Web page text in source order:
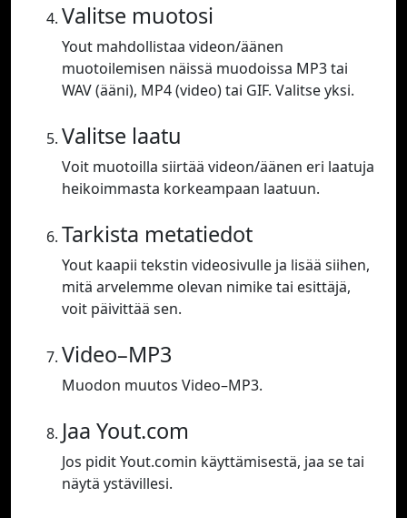
Valitse muotosi
Yout mahdollistaa videon/äänen
muotoilemisen näissä muodoissa MP3 tai
WAV (ääni), MP4 (video) tai GIF. Valitse yksi.
Valitse laatu
Voit muotoilla siirtää videon/äänen eri laatuja
heikoimmasta korkeampaan laatuun.
Tarkista metatiedot
Yout kaapii tekstin videosivulle ja lisää siihen,
mitä arvelemme olevan nimike tai esittäjä,
voit päivittää sen.
Video–MP3
Muodon muutos Video–MP3.
Jaa Yout.com
Jos pidit Yout.comin käyttämisestä, jaa se tai
näytä ystävillesi.